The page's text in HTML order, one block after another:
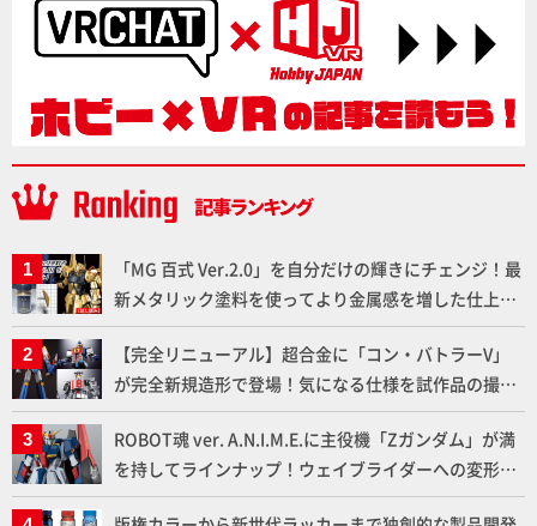
「MG 百式 Ver.2.0」を自分だけの輝きにチェンジ！最
新メタリック塗料を使ってより金属感を増した仕上が
りに!!【試し読み】
【完全リニューアル】超合金に「コン・バトラーV」
が完全新規造形で登場！気になる仕様を試作品の撮り
下ろしでご紹介!!さらに「大鉄人17」＆「ワンエイ
ト」セット情報もお届け！【超合金の魂】
ROBOT魂 ver. A.N.I.M.E.に主役機「Zガンダム」が満
を持してラインナップ！ウェイブライダーへの変形、
劇中どおりのプロポーションを再現【機動戦士Zガン